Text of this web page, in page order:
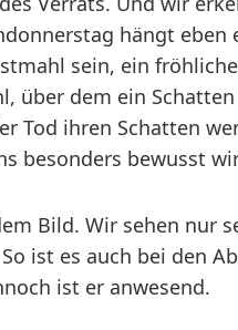
hängt
sein, ein
über dem ein
Tod ihren Schatten
besonders bewusst
Bild. Wir sehen nur
ist es auch bei den
ist er anwesend.